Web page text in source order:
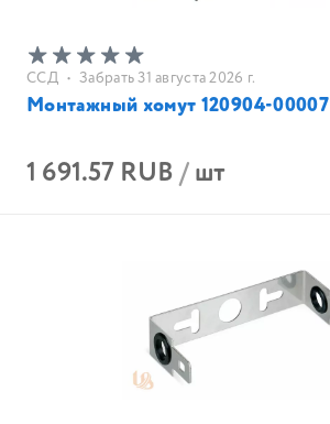
ССД • Забрать 31 августа 2026 г.
Монтажный хомут 120904-00007
1 691.57 RUB/шт